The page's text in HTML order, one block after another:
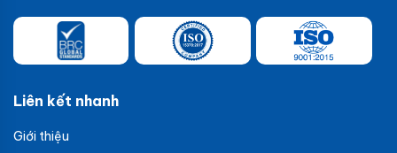
Liên kết nhanh
Giới thiệu